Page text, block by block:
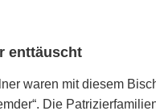
enttäuscht
waren mit diesem
Die